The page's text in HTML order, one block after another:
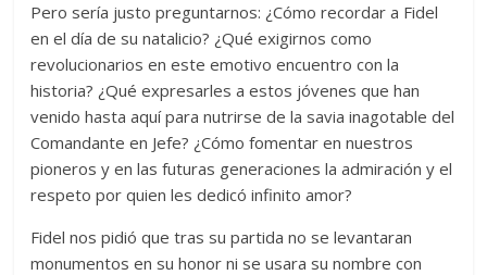
Pero sería justo preguntarnos: ¿Cómo recordar a Fidel
en el día de su natalicio? ¿Qué exigirnos como
revolucionarios en este emotivo encuentro con la
historia? ¿Qué expresarles a estos jóvenes que han
venido hasta aquí para nutrirse de la savia inagotable del
Comandante en Jefe? ¿Cómo fomentar en nuestros
pioneros y en las futuras generaciones la admiración y el
respeto por quien les dedicó infinito amor?
Fidel nos pidió que tras su partida no se levantaran
monumentos en su honor ni se usara su nombre con